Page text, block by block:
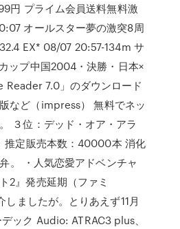
円 プライム会員送料無料激
オールスター夢の激突8周
EX* 08/07 20:57-134m サ
ップ中国2004・決勝・日本×
7.0」のダウンロード
など（impress） 無料でネッ
３位：デッド・オア・アラ
推定販売本数：40000本 消化
。 ・人気恋愛アドベンチャ
2』発売延期（ファミ
ましたが。とりあえず11月
ック Audio: ATRAC3 plus、